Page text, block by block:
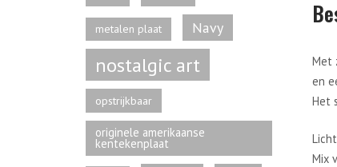
Met
en
Het
Mix
metalen plaat Navy
nostalgic art
opstrijkbaar
originele amerikaanse
kentekenplaat